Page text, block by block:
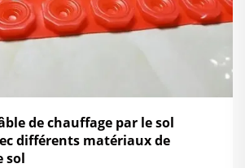
de chauffage par le sol
différents matériaux de
sol